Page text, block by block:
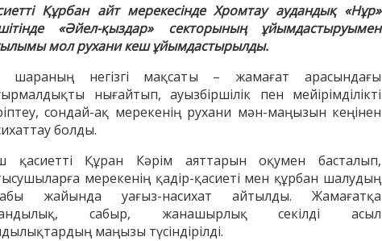
Құрбан айт мерекесінде Хромтау аудандық «Нұр»
«Әйел-қыздар» секторының ұйымдастыруымен
мол рухани кеш ұйымдастырылды.
шараның негізгі мақсаты – жамағат арасындағы
нығайтып, ауызбіршілік пен мейірімділікті
сондай-ақ мерекенің рухани мән-маңызын кеңінен
болды.
қасиетті Құран Кәрім аяттарын оқумен басталып,
мерекенің қадір-қасиеті мен құрбан шалудың
жайында уағыз-насихат айтылды. Жамағатқа
сабыр, жанашырлық секілді асыл
маңызы түсіндірілді.